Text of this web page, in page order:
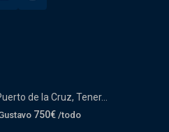
de la Cruz, Tener...
750€ /todo